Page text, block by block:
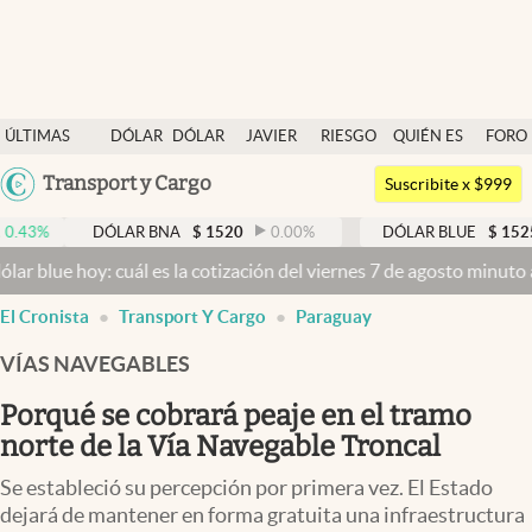
ÚLTIMAS
NOTICIAS
DÓLAR
DÓLAR
JAVIER
RIESGO
QUIÉN ES
QUIÉN
FORO
Argentina
México
Transport y Cargo
Dólar
Members
Economía y Política
Finanzas y Mercados
Mercados Online
Negocios
Columnistas
Otras secciones
Apertura
Suscribite x $999
DÓLAR BNA $ 1520 0.00% DÓLAR BLUE $ 1525 -
cuál es la cotización del viernes 7 de agosto minuto a minuto
El Cronista Transport Y Cargo Paraguay
VÍAS NAVEGABLES
Porqué se cobrará peaje en el tramo
norte de la Vía Navegable Troncal
Se estableció su percepción por primera vez. El Estado
dejará de mantener en forma gratuita una infraestructura